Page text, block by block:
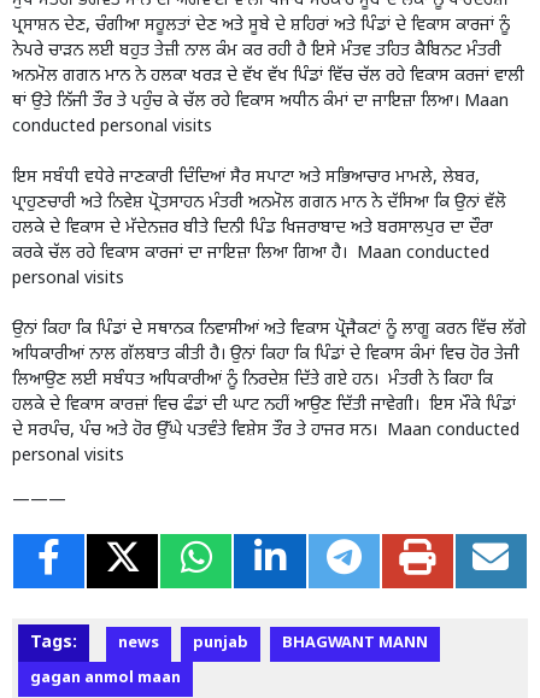
ਪ੍ਰਸਾਸ਼ਨ ਦੇਣ, ਚੰਗੀਆ ਸਹੂਲਤਾਂ ਦੇਣ ਅਤੇ ਸੂਬੇ ਦੇ ਸ਼ਹਿਰਾਂ ਅਤੇ ਪਿੰਡਾਂ ਦੇ ਵਿਕਾਸ ਕਾਰਜਾਂ ਨੂੰ
ਨੇਪਰੇ ਚਾੜਨ ਲਈ ਬਹੁਤ ਤੇਜ਼ੀ ਨਾਲ ਕੰਮ ਕਰ ਰਹੀ ਹੈ ਇਸੇ ਮੰਤਵ ਤਹਿਤ ਕੈਬਿਨਟ ਮੰਤਰੀ
ਅਨਮੋਲ ਗਗਨ ਮਾਨ ਨੇ ਹਲਕਾ ਖਰੜ ਦੇ ਵੱਖ ਵੱਖ ਪਿੰਡਾਂ ਵਿੱਚ ਚੱਲ ਰਹੇ ਵਿਕਾਸ ਕਰਜਾਂ ਵਾਲੀ
ਥਾਂ ਉਤੇ ਨਿੱਜੀ ਤੌਰ ਤੇ ਪਹੁੰਚ ਕੇ ਚੱਲ ਰਹੇ ਵਿਕਾਸ ਅਧੀਨ ਕੰਮਾਂ ਦਾ ਜਾਇਜ਼ਾ ਲਿਆ। Maan
conducted personal visits
ਇਸ ਸਬੰਧੀ ਵਧੇਰੇ ਜਾਣਕਾਰੀ ਦਿੰਦਿਆਂ ਸੈਰ ਸਪਾਟਾ ਅਤੇ ਸਭਿਆਚਾਰ ਮਾਮਲੇ, ਲੇਬਰ,
ਪ੍ਰਾਹੁਣਚਾਰੀ ਅਤੇ ਨਿਵੇਸ਼ ਪ੍ਰੋਤਸਾਹਨ ਮੰਤਰੀ ਅਨਮੋਲ ਗਗਨ ਮਾਨ ਨੇ ਦੱਸਿਆ ਕਿ ਉਨਾਂ ਵੱਲੋ
ਹਲਕੇ ਦੇ ਵਿਕਾਸ ਦੇ ਮੱਦੇਨਜ਼ਰ ਬੀਤੇ ਦਿਨੀ ਪਿੰਡ ਖਿਜਰਾਬਾਦ ਅਤੇ ਬਰਸਾਲਪੁਰ ਦਾ ਦੌਰਾ
ਕਰਕੇ ਚੱਲ ਰਹੇ ਵਿਕਾਸ ਕਾਰਜਾਂ ਦਾ ਜਾਇਜ਼ਾ ਲਿਆ ਗਿਆ ਹੈ। Maan conducted
personal visits
ਉਨਾਂ ਕਿਹਾ ਕਿ ਪਿੰਡਾਂ ਦੇ ਸਥਾਨਕ ਨਿਵਾਸੀਆਂ ਅਤੇ ਵਿਕਾਸ ਪ੍ਰੋਜੈਕਟਾਂ ਨੂੰ ਲਾਗੂ ਕਰਨ ਵਿੱਚ ਲੱਗੇ
ਅਧਿਕਾਰੀਆਂ ਨਾਲ ਗੱਲਬਾਤ ਕੀਤੀ ਹੈ। ਉਨਾਂ ਕਿਹਾ ਕਿ ਪਿੰਡਾਂ ਦੇ ਵਿਕਾਸ ਕੰਮਾਂ ਵਿਚ ਹੋਰ ਤੇਜੀ
ਲਿਆਉਣ ਲਈ ਸਬੰਧਤ ਅਧਿਕਾਰੀਆਂ ਨੂੰ ਨਿਰਦੇਸ਼ ਦਿੱਤੇ ਗਏ ਹਨ। ਮੰਤਰੀ ਨੇ ਕਿਹਾ ਕਿ
ਹਲਕੇ ਦੇ ਵਿਕਾਸ ਕਾਰਜ਼ਾਂ ਵਿਚ ਫੰਡਾਂ ਦੀ ਘਾਟ ਨਹੀਂ ਆਉਣ ਦਿੱਤੀ ਜਾਵੇਗੀ। ਇਸ ਮੌਕੇ ਪਿੰਡਾਂ
ਦੇ ਸਰਪੰਚ, ਪੰਚ ਅਤੇ ਹੋਰ ਉੱਘੇ ਪਤਵੰਤੇ ਵਿਸ਼ੇਸ ਤੌਰ ਤੇ ਹਾਜਰ ਸਨ। Maan conducted
personal visits
———
Tags: news punjab
BHAGWANT MANN
gagan anmol maan